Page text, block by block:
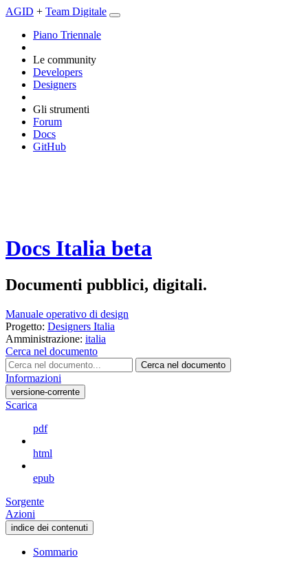
AGID + Team Digitale
Piano Triennale
Le community
Developers
Designers
Gli strumenti
Forum
Docs
GitHub
Docs Italia beta
Documenti pubblici, digitali.
Manuale operativo di design
Progetto: Designers Italia
Amministrazione: italia
Cerca nel documento
Cerca nel documento
Informazioni
versione-corrente
Scarica
pdf
html
epub
Sorgente
Azioni
indice dei contenuti
Sommario